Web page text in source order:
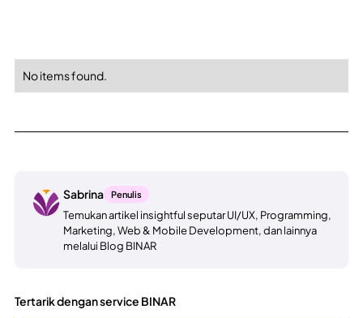
No items found.
Sabrina Penulis
Temukan artikel insightful seputar UI/UX, Programming,
Marketing, Web & Mobile Development, dan lainnya
melalui Blog BINAR
Tertarik dengan service BINAR